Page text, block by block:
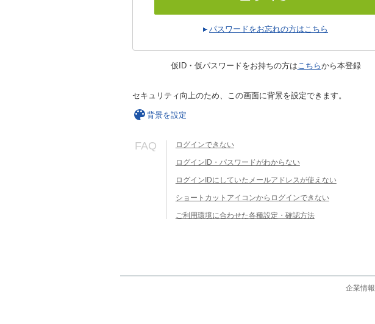
パスワードをお忘れの方はこちら
仮ID・仮パスワードをお持ちの方はこちらから本登録
セキュリティ向上のため、この画面に背景を設定できます。
背景を設定
FAQ ログインできない
ログインID・パスワードがわからない
ログインIDにしていたメールアドレスが使えない
ショートカットアイコンからログインできない
ご利用環境に合わせた各種設定・確認方法
企業情報